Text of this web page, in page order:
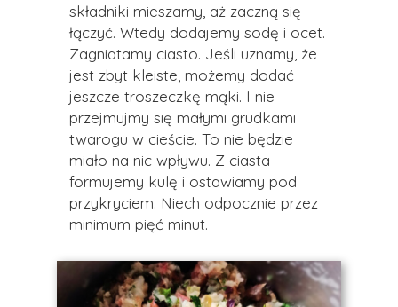
składniki mieszamy, aż zaczną się
łączyć. Wtedy dodajemy sodę i ocet.
Zagniatamy ciasto. Jeśli uznamy, że
jest zbyt kleiste, możemy dodać
jeszcze troszeczkę mąki. I nie
przejmujmy się małymi grudkami
twarogu w cieście. To nie będzie
miało na nic wpływu. Z ciasta
formujemy kulę i ostawiamy pod
przykryciem. Niech odpocznie przez
minimum pięć minut.